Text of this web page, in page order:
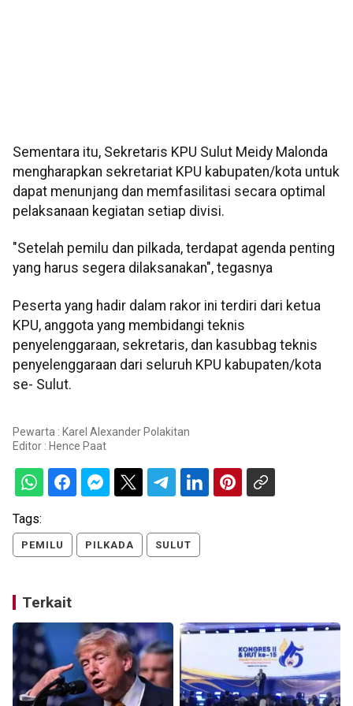
Sementara itu, Sekretaris KPU Sulut Meidy Malonda
mengharapkan sekretariat KPU kabupaten/kota untuk
dapat menunjang dan memfasilitasi secara optimal
pelaksanaan kegiatan setiap divisi.
"Setelah pemilu dan pilkada, terdapat agenda penting
yang harus segera dilaksanakan", tegasnya
Peserta yang hadir dalam rakor ini terdiri dari ketua
KPU, anggota yang membidangi teknis
penyelenggaraan, sekretaris, dan kasubbag teknis
penyelenggaraan dari seluruh KPU kabupaten/kota
se- Sulut.
Pewarta : Karel Alexander Polakitan
Editor : Hence Paat
Tags:
PEMILU PILKADA SULUT
Terkait